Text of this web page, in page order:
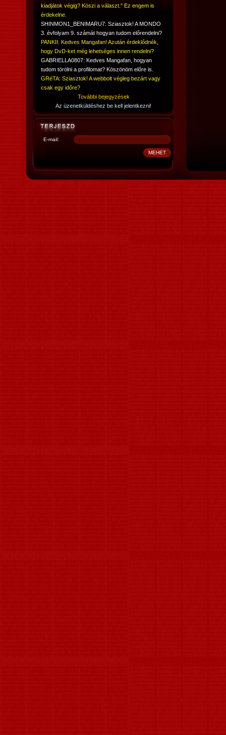
kiadjátok végig? Köszi a választ." Ez engem is
érdekelne.
SHINMON1_BENIMARU7: Sziasztok! A MONDO
3. évfolyam 9. számát hogyan tudom előrendelni?
PANKII: Kedves Mangafan! Azután érdeklődnék,
hogy DvD-ket még lehetséges innen rendelni?
GABRIELLA0807: Kedves Mangafan, hogyan
tudom törölni a profilomat? Köszönöm előre is.
GRéTA: Sziasztok! A webbolt végleg bezárt vagy
csak egy időre?
További bejegyzések
Az üzenetküldéshez be kell jelentkezni!
E-mail: